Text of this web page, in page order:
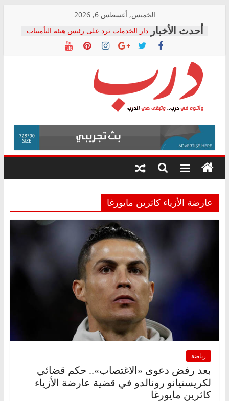
content
الخميس, أغسطس 6, 2026
دار الخدمات ترد على رئيس هيئة التأمينات
بعد مؤتمره الصحفي: إنكار الأزمة لا ينهي
معاناة أصحاب المعاشات.. ونطالب بكشف
فرحات سليمان يكتب: القطاع الصحي إلى
أين؟
حزب التحالف الشعبي يطلق لجنة “الحق
في الصحة” بالإسكندرية لرصد الانتهاكات
ودعم المرضى
الوزاري لمدينة الصحفيين.. وانتهاء أعمال
إنشاء المبنى الإداري
المجلس القومي لحقوق الإنسان يعلن
متابعة قضية الدكتور محمد زهران.. ويؤكد:
قرينة البراءة وضمانات المحاكمة العادلة
درب
وأتوه
درب..
وتبقى
هي
عارضة الأزياء كاثرين مايورغا
رياضة
بعد رفض دعوى «الاغتصاب».. حكم قضائي
لكريستيانو رونالدو في قضية عارضة الأزياء
كاثرين مايورغا